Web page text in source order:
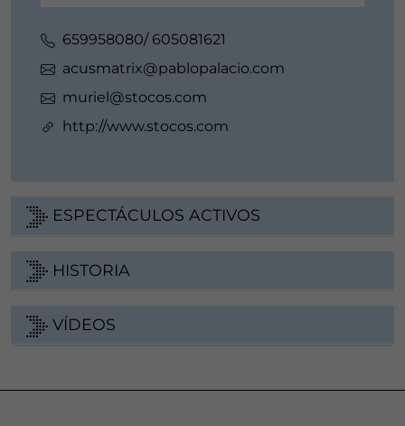
659958080/ 605081621
acusmatrix@pablopalacio.com
muriel@stocos.com
http://www.stocos.com
ESPECTÁCULOS ACTIVOS
HISTORIA
VÍDEOS